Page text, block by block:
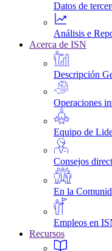
Datos de
Análisis e
Acerca de ISN
Descripción
Operaciones
Equipo de
Consejos
En la
Empleos en
Recursos